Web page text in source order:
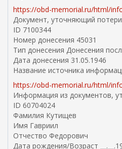
https://obd-memorial.ru/html/
Документ, уточняющий потери
ID 7100344
Номер донесения 45031
Тип донесения Донесения
Дата донесения 31.05.1946
Название источника
https://obd-memorial.ru/html/
Информация из документов,
ID 60704024
Фамилия Кутищев
Имя Гавриил
Отчество Федорович
Дата рождения/Возраст